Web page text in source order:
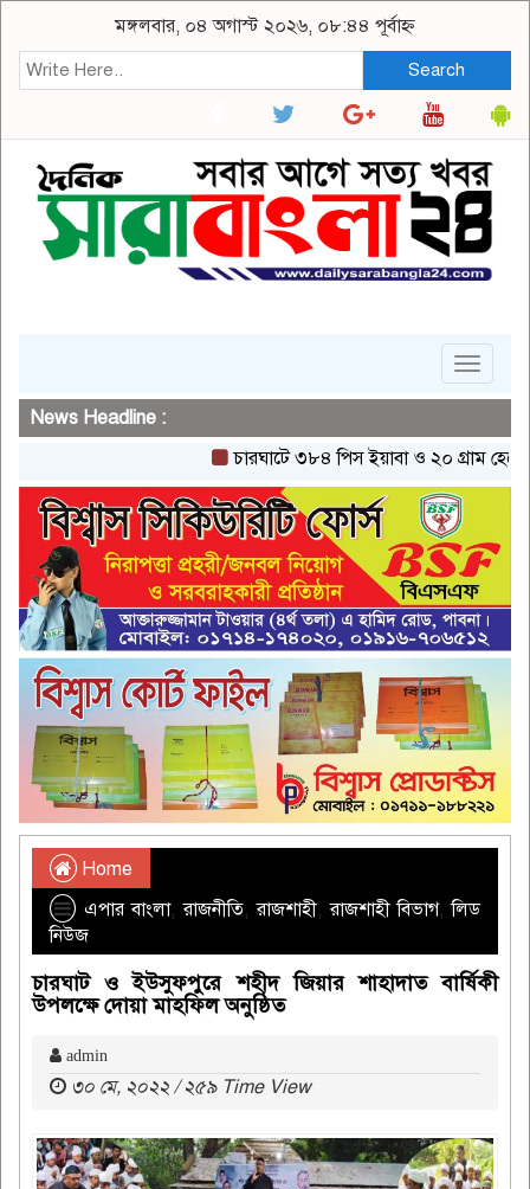
মঙ্গলবার, ০৪ অগাস্ট ২০২৬, ০৮:৪৪ পূর্বাহ্ন
Search
Toggle
News Headline :
চারঘাটে ৩৮৪ পিস ইয়াবা ও ২০ গ্রাম
Home
এপার বাংলা,রাজনীতি,রাজশাহী,রাজশাহী বিভাগ,লিড
নিউজ
চারঘাট ও ইউসুফপুরে শহীদ জিয়ার শাহাদাত বার্ষিকী
উপলক্ষে দোয়া মাহফিল অনুষ্ঠিত
admin
৩০ মে, ২০২২ / ২৫৯ Time View